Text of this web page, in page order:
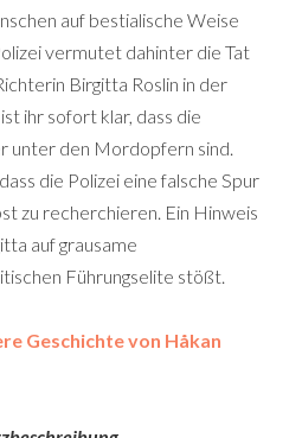
auf bestialische Weise
vermutet dahinter die Tat
Birgitta Roslin in der
ihr sofort klar, dass die
unter den Mordopfern sind.
die Polizei eine falsche Spur
zu recherchieren. Ein Hinweis
auf grausame
Führungselite stößt.
Geschichte von Håkan